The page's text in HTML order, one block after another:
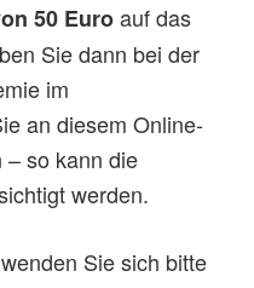
50 Euroauf das
Sie dann bei der
im
an diesem Online-
– so kann die
werden.
Sie sich bitte